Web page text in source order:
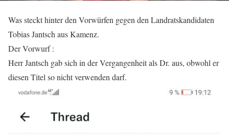
Was steckt hinter den Vorwürfen gegen den Landratskandidaten
Tobias Jantsch aus Kamenz.
Der Vorwurf :
Herr Jantsch gab sich in der Vergangenheit als Dr. aus, obwohl er
diesen Titel so nicht verwenden darf.